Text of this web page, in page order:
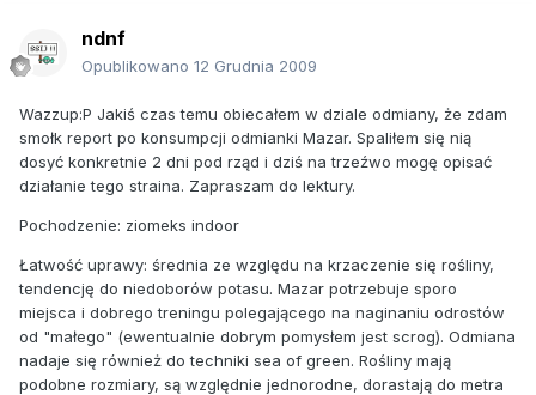
ndnf
Opublikowano 12 Grudnia 2009
Wazzup:P Jakiś czas temu obiecałem w dziale odmiany, że zdam
smołk report po konsumpcji odmianki Mazar. Spaliłem się nią
dosyć konkretnie 2 dni pod rząd i dziś na trzeźwo mogę opisać
działanie tego straina. Zapraszam do lektury.
Pochodzenie: ziomeks indoor
Łatwość uprawy: średnia ze względu na krzaczenie się rośliny,
tendencję do niedoborów potasu. Mazar potrzebuje sporo
miejsca i dobrego treningu polegającego na naginaniu odrostów
od "małego" (ewentualnie dobrym pomysłem jest scrog). Odmiana
nadaje się również do techniki sea of green. Rośliny mają
podobne rozmiary, są względnie jednorodne, dorastają do metra